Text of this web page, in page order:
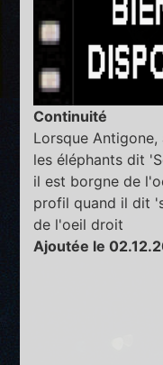
Continuité
Lorsque
les éléphants dit
il est borgne de
profil quand il dit
de l'oeil droit
Ajoutée le